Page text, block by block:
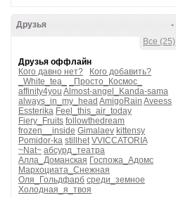
-
Друзья
Все (25)
Друзья оффлайн
Кого давно нет?
Кого добавить?
_White_tea_
_Просто_Космос_
affinity4you Almost-angel_Kanda-sama
always_in_my_head AmigoRain Aveess
Essterika Feel_this_air_today
Fiery_Fruits followthedream
frozen__inside Gimalaev kittensy
Pomidor-ka stillhet VVICCATORIA
~Nat~ абсурд_театра
Алла_Доманская Госпожа_Адомс
Мархоциата_Снежная
Оля_Гольдфарб среди_земное
Холодная_я_твоя